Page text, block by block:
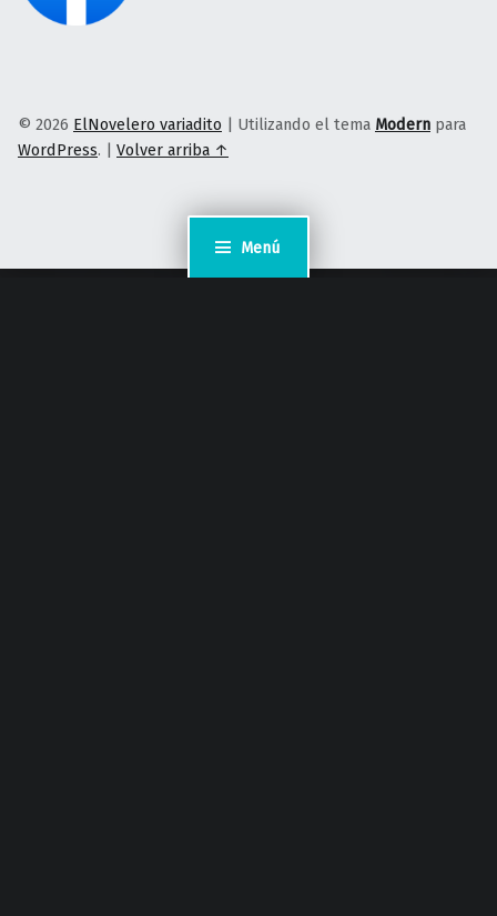
Menú
© 2026 ElNovelero variadito | Utilizando el tema Modern para
WordPress. | Volver arriba ↑